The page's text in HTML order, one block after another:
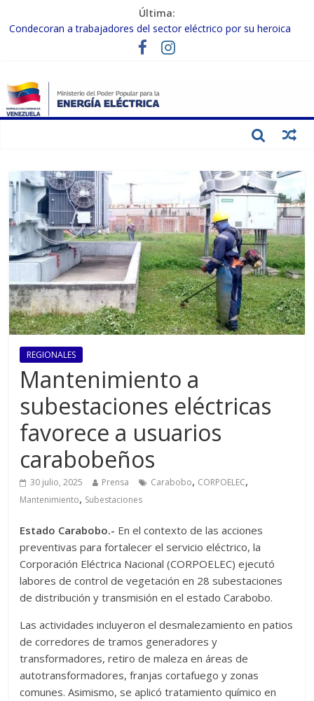
Última:
Condecoran a trabajadores del sector eléctrico por su heroica
labor tras el doble sismo del 24-J
Gobierno Nacional coordina acciones con el sector privado para
Inspeccionan trabajos de rehabilitación en instalaciones del SEN
en Carabobo
Gobierno Nacional activa plan preventivo para fortalecer el SEN
REGIONALES
Mantenimiento a
subestaciones eléctricas
favorece a usuarios
carabobeños
30 julio, 2025 Prensa Carabobo, CORPOELEC,
Mantenimiento, Subestaciones
Estado Carabobo.- En el contexto de las acciones
preventivas para fortalecer el servicio eléctrico, la
Corporación Eléctrica Nacional (CORPOELEC) ejecutó
labores de control de vegetación en 28 subestaciones
de distribución y transmisión en el estado Carabobo.
Las actividades incluyeron el desmalezamiento en patios
de corredores de tramos generadores y
transformadores, retiro de maleza en áreas de
autotransformadores, franjas cortafuego y zonas
comunes. Asimismo, se aplicó tratamiento químico en